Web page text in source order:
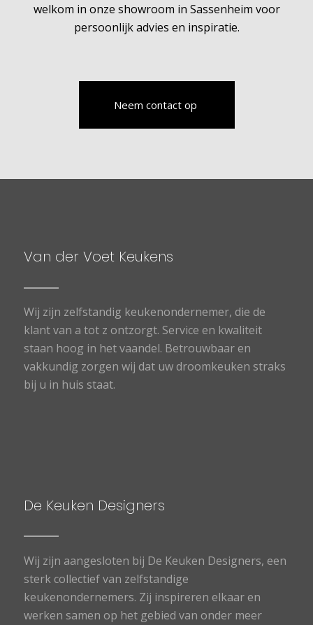
welkom in onze showroom in Sassenheim voor
persoonlijk advies en inspiratie.
Neem contact op
Van der Voet Keukens
Wij zijn zelfstandig keukenondernemer, die de
klant van a tot z ontzorgt. Service en kwaliteit
staan hoog in het vaandel. Betrouwbaar en
vakkundig zorgen wij dat uw droomkeuken straks
bij u in huis staat.
De Keuken Designers
Wij zijn aangesloten bij De Keuken Designers, een
sterk collectief van zelfstandige
keukenondernemers. Zij inspireren elkaar en
werken samen op het gebied van onder meer